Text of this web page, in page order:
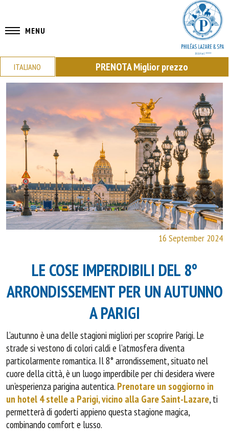
ITALIANO PRENOTAMiglior prezzo
MENU
16 September 2024
LE COSE IMPERDIBILI DEL 8°
ARRONDISSEMENT PER UN AUTUNNO
A PARIGI
L’autunno è una delle stagioni migliori per scoprire Parigi. Le
strade si vestono di colori caldi e l’atmosfera diventa
particolarmente romantica. Il 8° arrondissement, situato nel
cuore della città, è un luogo imperdibile per chi desidera vivere
un’esperienza parigina autentica. Prenotare un soggiorno in
un hotel 4 stelle a Parigi, vicino alla Gare Saint-Lazare, ti
permetterà di goderti appieno questa stagione magica,
combinando comfort e lusso.